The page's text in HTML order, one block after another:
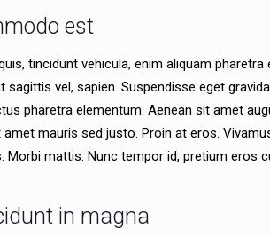
est
tincidunt vehicula, enim aliquam
vel, sapien. Suspendisse eget
pharetra elementum. Aenean sit amet
mauris sed justo. Proin at eros.
Morbi mattis. Nunc tempor id, pretium eros
in magna